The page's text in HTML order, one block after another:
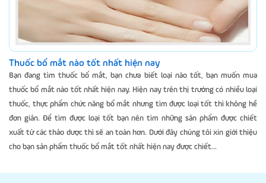
Thuốc bổ mắt nào tốt nhất hiện nay
Bạn đang tìm thuốc bổ mắt, bạn chưa biết loại nào tốt, bạn muốn mua
thuốc bổ mắt nào tốt nhất hiện nay. Hiện nay trên thị trường có nhiều loại
thuốc, thực phẩm chức năng bổ mắt nhưng tìm được loại tốt thì không hề
đơn giản. Để tìm được loại tốt bạn nên tìm những sản phẩm được chiết
xuất từ các thảo dược thì sẽ an toàn hơn. Dưới đây chúng tôi xin giới thiệu
cho bạn sản phẩm thuốc bổ mắt tốt nhất hiện nay được chiết...